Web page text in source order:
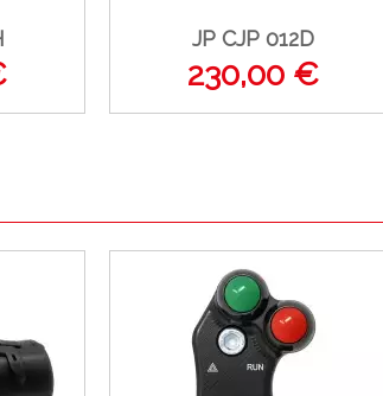
JP CJP 012D
230,00 €